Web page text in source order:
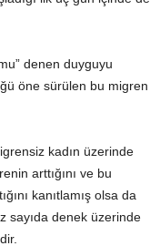
denen duyguyu
öne sürülen bu migren
kadın üzerinde
arttığını ve bu
kanıtlamış olsa da
sayıda denek üzerinde